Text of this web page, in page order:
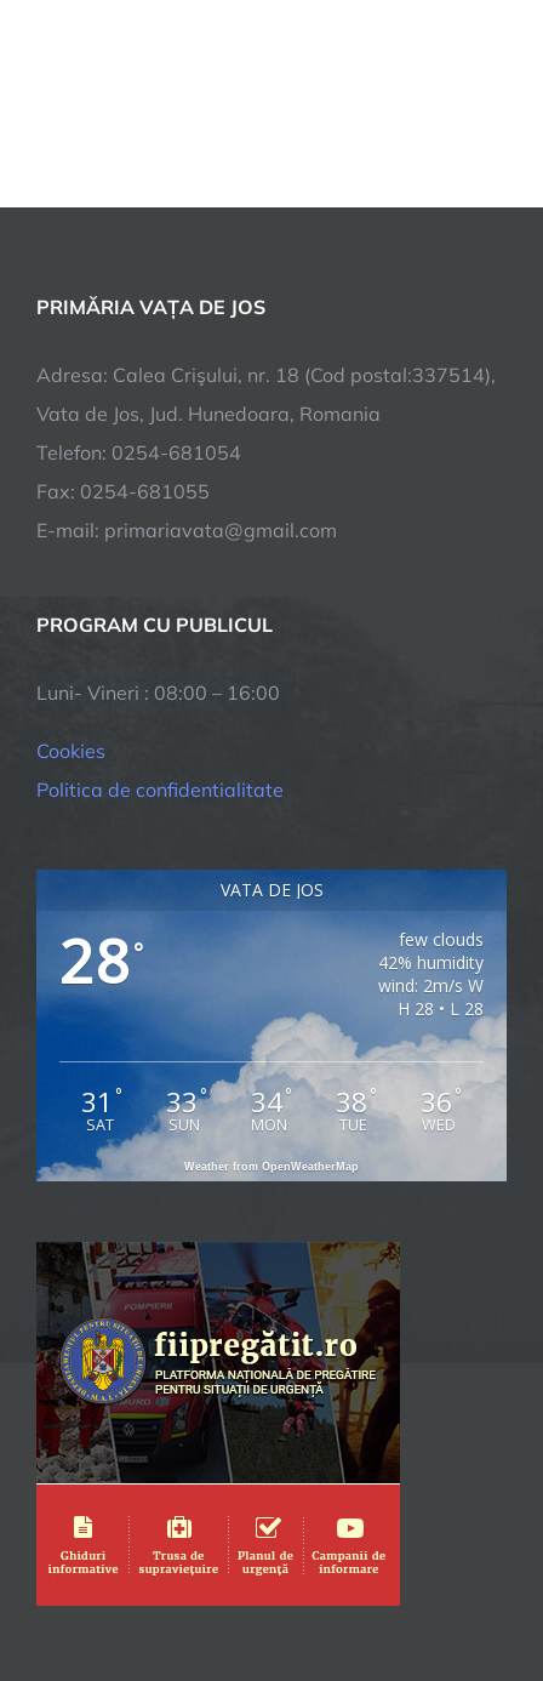
PRIMĂRIA VAȚA DE JOS
Adresa: Calea Crişului, nr. 18 (Cod postal:337514),
Vata de Jos, Jud. Hunedoara, Romania
Telefon: 0254-681054
Fax: 0254-681055
E-mail: primariavata@gmail.com
PROGRAM CU PUBLICUL
Luni- Vineri : 08:00 – 16:00
Cookies
Politica de confidentialitate
VATA DE JOS
28°
few clouds
42% humidity
wind: 2m/s W
H 28 • L 28
31 °
SAT
33°
SUN
34°
MON
38 °
TUE
36 °
WED
Weather from OpenWeatherMap